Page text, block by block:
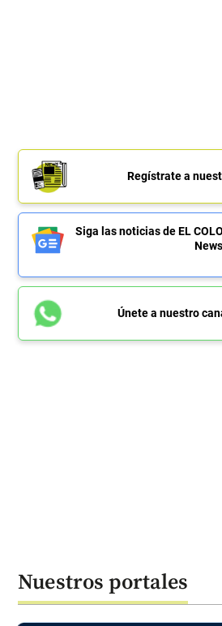
Regístrate a
Siga las noticias de EL
News
Únete a nuestro
Nuestros portales